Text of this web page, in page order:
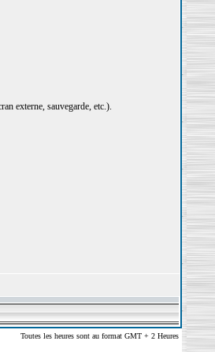
externe, sauvegarde, etc.).
Toutes les heures sont au format GMT + 2 Heures